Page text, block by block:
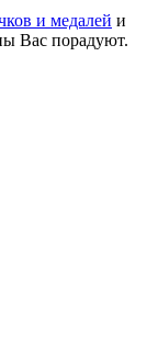
и медалей и
Вас порадуют.